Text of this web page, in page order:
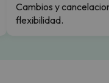
Cambios y
flexibilidad.